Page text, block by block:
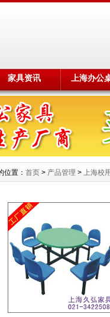
家具资讯 上海办公
位置： 首页 > 产品管理 > 上海校